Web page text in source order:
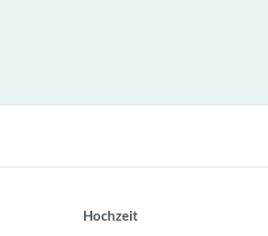
Hochzeit